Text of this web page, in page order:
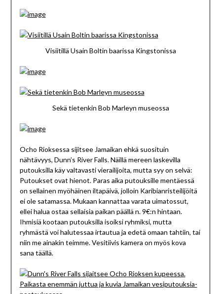
Visiitillä Usain Boltin baarissa Kingstonissa
Sekä tietenkin Bob Marleyn museossa
Ocho Rioksessa sijitsee Jamaikan ehkä suosituin
nähtävyys, Dunn’s River Falls. Näillä mereen laskevilla
putouksilla käy valtavasti vierailijoita, mutta syy on selvä:
Putoukset ovat hienot. Paras aika putouksille mentäessä
on sellainen myöhäinen iltapäivä, jolloin Karibianristeilijöitä
ei ole satamassa. Mukaan kannattaa varata uimatossut,
ellei halua ostaa sellaisia paikan päällä n. 9€:n hintaan.
Ihmisiä kootaan putouksilla isoiksi ryhmiksi, mutta
ryhmästä voi halutessaa irtautua ja edetä omaan tahtiin, tai
niin me ainakin teimme. Vesitiivis kamera on myös kova
sana täällä.